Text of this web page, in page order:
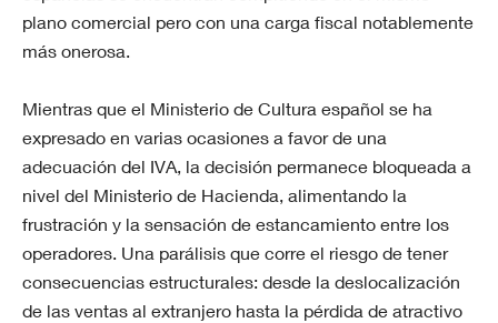
plano comercial pero con una carga fiscal notablemente
más onerosa.
Mientras que el Ministerio de Cultura español se ha
expresado en varias ocasiones a favor de una
adecuación del IVA, la decisión permanece bloqueada a
nivel del Ministerio de Hacienda, alimentando la
frustración y la sensación de estancamiento entre los
operadores. Una parálisis que corre el riesgo de tener
consecuencias estructurales: desde la deslocalización
de las ventas al extranjero hasta la pérdida de atractivo